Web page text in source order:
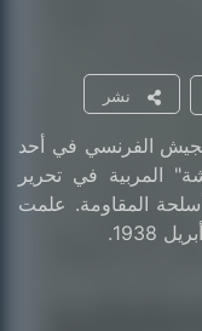
نشر
الفرنسي في أحد
في تحرير
المقاومة. علمت